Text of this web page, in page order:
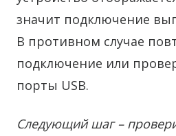
значит подключение
В противном случае
подключение или
порты USB.
Следующий шаг –